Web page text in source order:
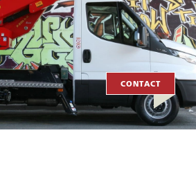
CONTACT